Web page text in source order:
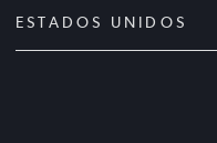
ESTADOS UNIDOS